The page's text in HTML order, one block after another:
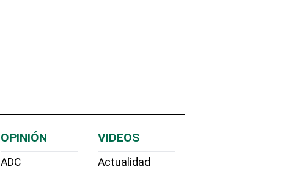
OPINIÓN
ADC
VIDEOS
Actualidad